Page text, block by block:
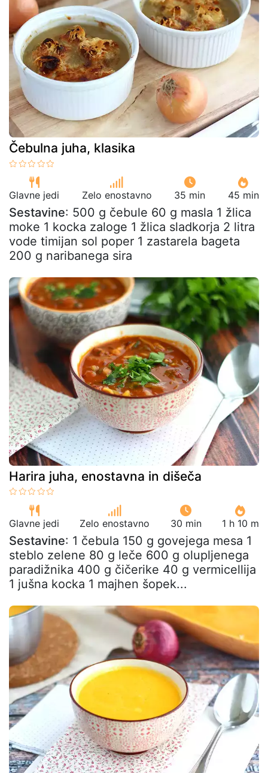
Čebulna juha, klasika
Glavne jedi Zelo enostavno 35 min 45 min
Sestavine: 500 g čebule 60 g masla 1 žlica
moke 1 kocka zaloge 1 žlica sladkorja 2 litra
vode timijan sol poper 1 zastarela bageta
200 g naribanega sira
Harira juha, enostavna in dišeča
Glavne jedi Zelo enostavno 30 min 1 h 10 m
Sestavine: 1 čebula 150 g govejega mesa 1
steblo zelene 80 g leče 600 g olupljenega
paradižnika 400 g čičerike 40 g vermicellija
1 jušna kocka 1 majhen šopek...